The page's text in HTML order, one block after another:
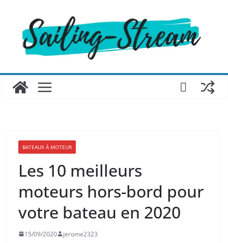
contenu
BATEAUX À MOTEUR
Les 10 meilleurs
moteurs hors-bord pour
votre bateau en 2020
15/09/2020 jerome2323